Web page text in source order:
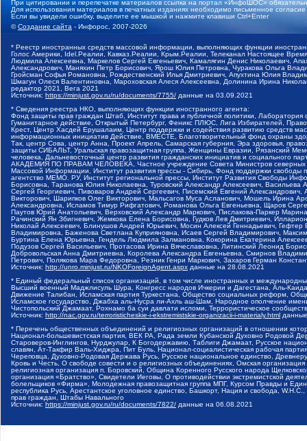
При цитировании и перепечатке материалов ссылка на портал «ИнфоШОС»
Для использования материалов в печатных изданиях необходимо письменное
Если вы увидели ошибку, выделите ее мышкой и нажмите клавиши Ctrl+Enter
©Создание сайта - Инфорос, 2007-2026
* Реестр иностранных средств массовой информации, выполняющих функции
Голос Америки, Idel.Реалии, Кавказ.Реалии, Крым.Реалии, Телеканал Настоящее
Людмила Алексеевна, Маркелов Сергей Евгеньевич, Камалягин Денис Николаевич,
Александрович, Маняхин Петр Борисович, Ярош Юлия Петровна, Чуракова Ольга
Гройсман Софья Романовна, Рождественский Илья Дмитриевич, Апухтина Юлия
Шмагун Олеся Валентиновна, Мароховская Алеся Алексеевна, Долинина Ирина
редактор 2021, Вега 2021
Источник: https://minjust.gov.ru/ru/documents/7755/ данные на 03.09.2021
* Сведения реестра НКО, выполняющих функции иностранного агента:
Фонд защиты прав граждан Штаб, Институт права и публичной политики,
Гуманитарное действие, Открытый Петербург, Феникс ПЛЮС, Лига Избирателей,
Крест, Центр Хасдей Ерушалаим, Центр поддержки и содействия развитию средств
информационных инициатив Действие, ВМЕСТЕ, Благотворительный фонд охраны
Так, центр Сова, центр Анна, Проект Апрель, Самарская губерния, Эра здоровья,
защиты СИБАЛЬТ, Уральская правозащитная группа, Женщины Евразии, Рязанский
человека, Дальневосточный центр развития гражданских инициатив и социального
АКАДЕМИЯ ПО ПРАВАМ ЧЕЛОВЕКА, Частное учреждение Совета Министров северных
Массовой Информации, Институт развития прессы - Сибирь, Фонд поддержки
агентство МЕМО. РУ, Институт региональной прессы, Институт Развития Свободы
Борисовна, Таранова Юлия Николаевна, Туровский Александр Алексеевич,
Сергей Георгиевич, Пивоваров Андрей Сергеевич, Писемский Евгений
Викторович, Шарипков Олег Викторович, Мальсагов Муса Асланович, Мошель Ирина
Александровна, Исламов Тимур Рифгатович, Романова Ольга Евгеньевна, Щаров
Паутов Юрий Анатольевич, Верховский Александр Маркович, Пислакова-Паркер
Рачинский Ян Збигневич, Жемкова Елена Борисовна, Гудков Лев Дмитриевич,
Николай Алексеевич, Блинушов Андрей Юрьевич, Мосин Алексей Геннадьевич,
Владимировна, Баженова Светлана Куприяновна, Исаев Сергей Владимирович,
Буртина Елена Юрьевна, Гендель Людмила Залмановна, Кокорина Екатерина
Подузов Сергей Васильевич, Протасова Ирина Вячеславовна, Литинский Леонид
Добровольская Анна Дмитриевна, Королева Александра Евгеньевна, Смирнов
Петрович, Полякова Мара Федоровна, Резник Генри Маркович, Захаров Герман
Источник: http://unro.minjust.ru/NKOForeignAgent.aspx данные на 28.08.2021
* Единый федеральный список организаций, в том числе иностранных и
Высший военный Маджлисуль Шура, Конгресс народов Ичкерии и Дагестана, Аль-
Движение Талибан, Исламская партия Туркестана, Общество социальных реформ,
Исламское государство, Джабха аль-Нусра ли-Ахль аш-Шам, Народное ополчение
Чистопольский Джамаат, Рохнамо ба суи давлати исломи, Террористическое
Источник: http://nac.gov.ru/terroristicheskie-i-ekstremistskie-organizacii-i-materialy.html
* Перечень общественных объединений и религиозных организаций в отношении
Национал-большевистская партия, ВЕК РА, Рада земли Кубанской Духовно Родовой
Староверов-Инглингов, Нурджулар, К Богодержавию, Таблиги Джамаат, Русское
славян, Ат-Такфир Валь-Хиджра, Пит Буль, Национал-социалистическая рабочая
Череповца, Духовно-Родовая Держава Русь, Русское национальное единство,
Кровь и Честь, О свободе совести и о религиозных объединениях, Омская
религиозная организация п. Боровский, Община Коренного Русского народа
организация «Братство», Свидетели Иеговы, О противодействии экстремистской
болельщиков «Фирма», Молодежная правозащитная группа МПГ, Курсом Правды и
республика Русь, Арестантское уголовное единство, Башкорт, Нация и свобода,
прав граждан, Штабы Навального
Источник: https://minjust.gov.ru/ru/documents/7822/ данные на 06.08.2021